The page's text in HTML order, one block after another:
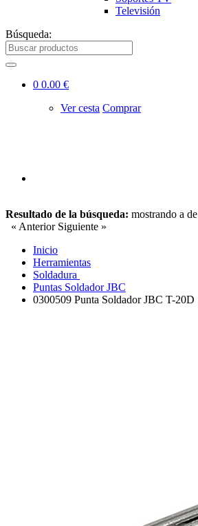
Televisión
Búsqueda:
0 0.00 €
Ver cesta Comprar
Resultado de la búsqueda: mostrando a de
« Anterior Siguiente »
Inicio
Herramientas
Soldadura
Puntas Soldador JBC
0300509 Punta Soldador JBC T-20D